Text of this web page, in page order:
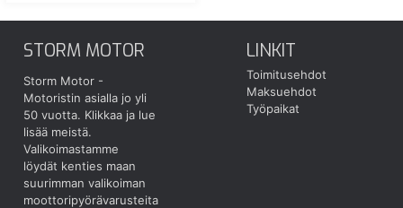
STORM MOTOR
Storm Motor -
Motoristin asialla jo yli
50 vuotta. Klikkaa ja lue
lisää meistä.
Valikoimastamme
löydät kenties maan
suurimman valikoiman
moottoripyörävarusteita
LINKIT
Toimitusehdot
Maksuehdot
Työpaikat